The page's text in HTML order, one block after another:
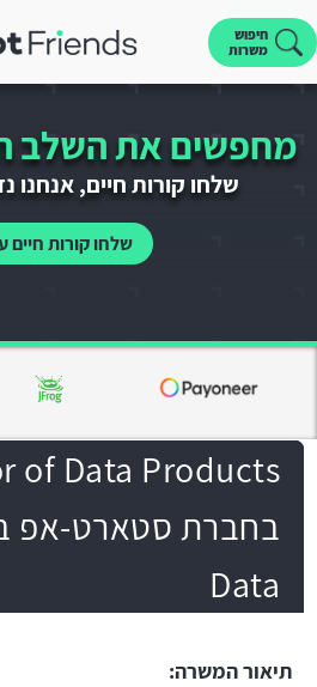
חיפוש
משרות
מחפשים את השלב
שלחו קורות חיים, אנחנו
שלחו קורות חיים
of Data Products
בחברת סטארט-אפ
Data
תיאור המשרה: